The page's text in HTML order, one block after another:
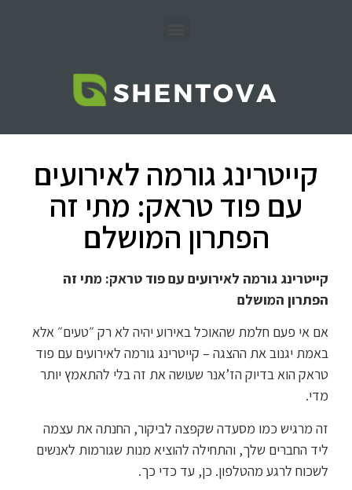
קייטרינג גורמה לאירועים
עם פוד טראק: מתי זה
הפתרון המושלם
קייטרינג גורמה לאירועים עם פוד טראק: מתי זה
הפתרון המושלם
אם אי פעם חלמת שהאוכל באירוע יהיה לא רק ״טעים״ אלא
באמת יגנוב את ההצגה – קייטרינג גורמה לאירועים עם פוד
טראק הוא בדיוק הז’אנר שעושה את זה בלי להתאמץ יותר
מדי.
זה מרגיש כמו מסעדה שקפצה לביקור, החנתה את עצמה
ליד החברים שלך, והתחילה להוציא מנות שגורמות לאנשים
לשכוח לרגע מהטלפון. כן, עד כדי כך.